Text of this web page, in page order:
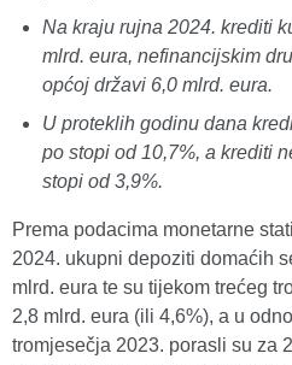
Na kraju rujna 2024. krediti
mlrd. eura, nefinancijskim
općoj državi 6,0 mlrd. eura.
U proteklih godinu dana
po stopi od 10,7%, a krediti
stopi od 3,9%.
Prema podacima monetarne
2024. ukupni depoziti domaćih
mlrd. eura te su tijekom trećeg
2,8 mlrd. eura (ili 4,6%), a u
tromjesečja 2023. porasli su za